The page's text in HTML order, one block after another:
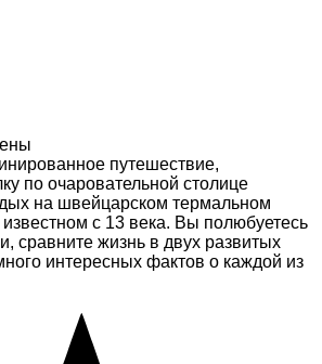
путешествие,
по очаровательной столице
на швейцарском термальном
с 13 века. Вы полюбуетесь
сравните жизнь в двух развитых
интересных фактов о каждой из